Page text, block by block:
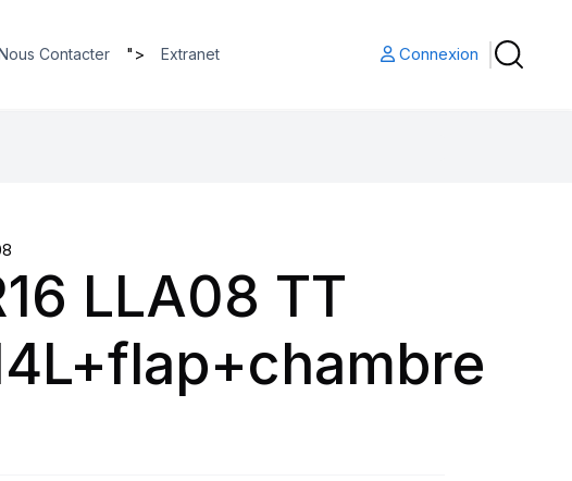
Contacter "> Extranet Connexion
LLA08 TT